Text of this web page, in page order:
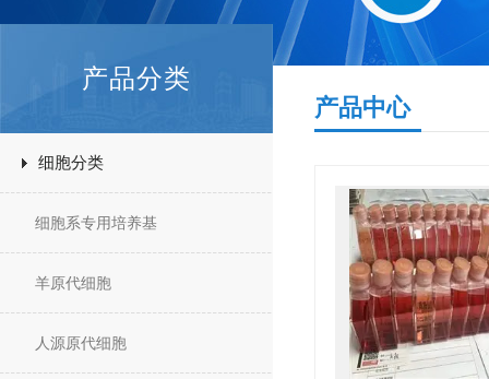
产品分类
细胞分类
细胞系专用培养基
羊原代细胞
人源原代细胞
产品中心